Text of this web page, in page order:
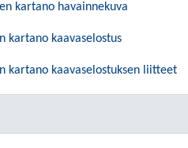
kartano havainnekuva
kartano kaavaselostus
kartano kaavaselostuksen liitteet